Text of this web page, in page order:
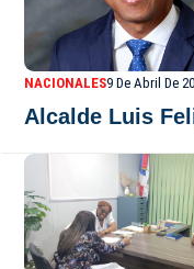
NACIONALES9 De Abril De
Alcalde Luis